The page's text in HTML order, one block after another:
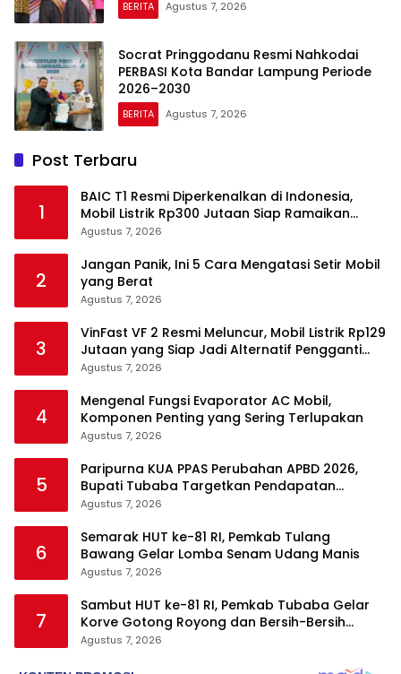
BERITA Agustus 7, 2026
Socrat Pringgodanu Resmi Nahkodai
PERBASI Kota Bandar Lampung Periode
2026–2030
BERITA Agustus 7, 2026
Post Terbaru
1
BAIC T1 Resmi Diperkenalkan di Indonesia,
Mobil Listrik Rp300 Jutaan Siap Ramaikan
Pasar EV
Agustus 7, 2026
2
Jangan Panik, Ini 5 Cara Mengatasi Setir Mobil
yang Berat
Agustus 7, 2026
3
VinFast VF 2 Resmi Meluncur, Mobil Listrik Rp129
Jutaan yang Siap Jadi Alternatif Pengganti
Motor
Agustus 7, 2026
4
Mengenal Fungsi Evaporator AC Mobil,
Komponen Penting yang Sering Terlupakan
Agustus 7, 2026
5
Paripurna KUA PPAS Perubahan APBD 2026,
Bupati Tubaba Targetkan Pendapatan
Daerah Rp820,3 Miliar
Agustus 7, 2026
6
Semarak HUT ke-81 RI, Pemkab Tulang
Bawang Gelar Lomba Senam Udang Manis
Agustus 7, 2026
7
Sambut HUT ke-81 RI, Pemkab Tubaba Gelar
Korve Gotong Royong dan Bersih-Bersih
Serentak
Agustus 7, 2026